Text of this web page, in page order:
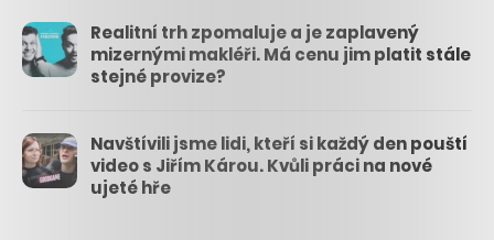
Realitní trh zpomaluje a je zaplavený
mizernými makléři. Má cenu jim platit stále
stejné provize?
Navštívili jsme lidi, kteří si každý den pouští
video s Jiřím Károu. Kvůli práci na nové
ujeté hře